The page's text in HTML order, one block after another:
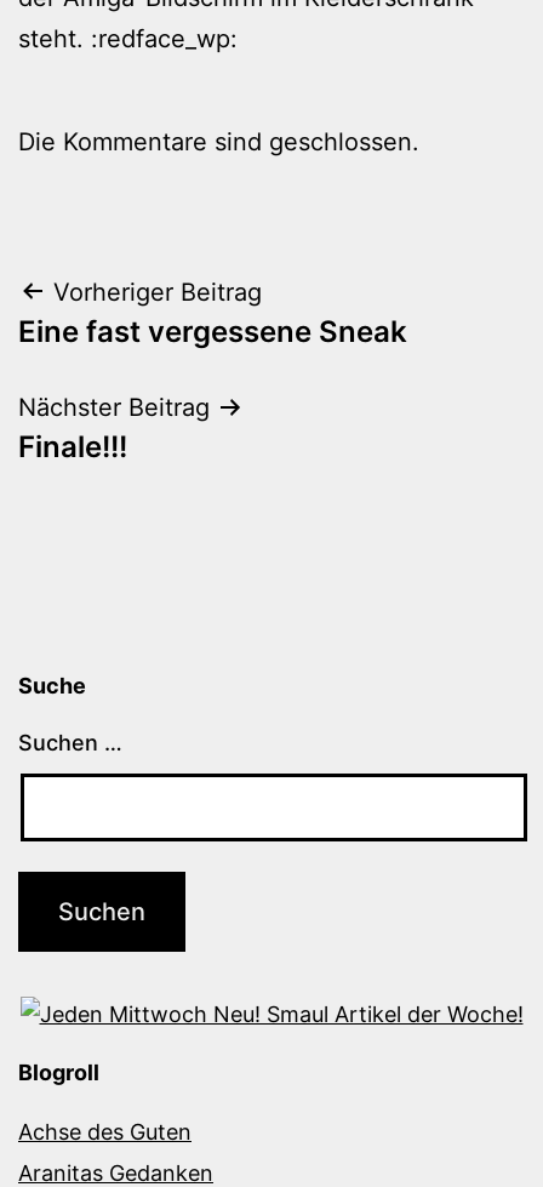
steht. :redface_wp:
Die Kommentare sind geschlossen.
Beitragsnavigation
Vorheriger Beitrag
Eine fast vergessene Sneak
Nächster Beitrag
Finale!!!
Suche
Suchen …
Blogroll
Achse des Guten
Aranitas Gedanken